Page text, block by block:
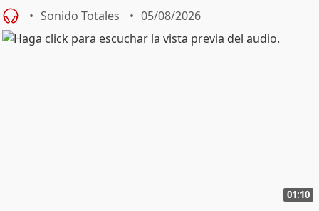
Sonido Totales 05/08/2026
01:10